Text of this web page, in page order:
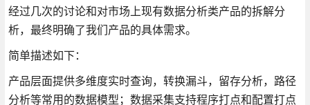
经过几次的讨论和对市场上现有数据分析类产品的拆解分
析，最终明确了我们产品的具体需求。
简单描述如下：
产品层面提供多维度实时查询，转换漏斗，留存分析，路径
分析等常用的数据模型；数据采集支持程序打点和配置打点